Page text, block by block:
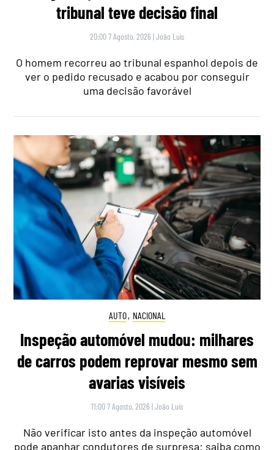
tribunal teve decisão final
20:00 7 Agosto, 2026 |João Luís
O homem recorreu ao tribunal espanhol depois de
ver o pedido recusado e acabou por conseguir
uma decisão favorável
AUTO, NACIONAL
Inspeção automóvel mudou: milhares
de carros podem reprovar mesmo sem
avarias visíveis
11:00 7 Agosto, 2026 |João Luís
Não verificar isto antes da inspeção automóvel
pode apanhar condutores de surpresa: saiba como